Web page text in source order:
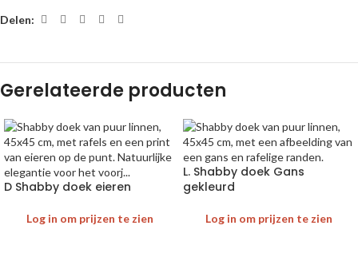
Delen:
Gerelateerde producten
D Shabby doek eieren
Log in om prijzen te zien
L. Shabby doek Gans
gekleurd
Log in om prijzen te zien